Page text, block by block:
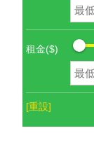
租金($)
[重設]